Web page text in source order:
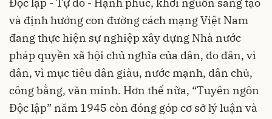
và định hướng con đường cách mạng Việt Nam
đang thực hiện sự nghiệp xây dựng Nhà nước
pháp quyền xã hội chủ nghĩa của dân, do dân, vì
dân, vì mục tiêu dân giàu, nước mạnh, dân chủ,
công bằng, văn minh. Hơn thế nữa, “Tuyên ngôn
Độc lập” năm 1945 còn đóng góp cơ sở lý luận và